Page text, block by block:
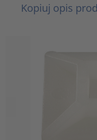
Kopiuj opis